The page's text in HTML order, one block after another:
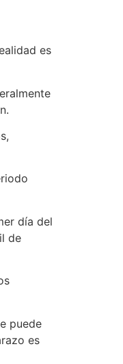
es
día del
de
puede
es